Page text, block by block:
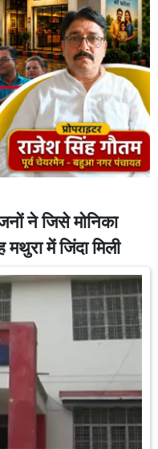
ने जिसे मोनिका
में जिंदा मिली